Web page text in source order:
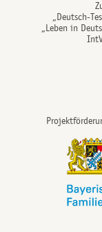
„Deutsch-
„Leben in